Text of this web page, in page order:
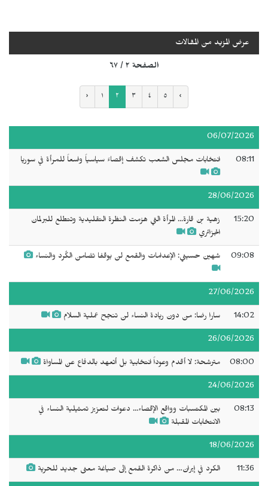
عرض المزيد من المقالات
الصفحة ٢ / ٦٧
‹ ١ ٢ ٣ ٤ ٥ ›
06/07/2026
08:11 انتخابات مجلس الشعب تكشف إقصاءً سياسياً واسعاً للمرأة في سوريا
28/06/2026
15:20
زهية بن قارة... المرأة التي هزمت النظرة التقليدية وتتطلع للبرلمان
الجزائري
09:08 شهين حسيني: الإعدامات والقمع لن يوقفا تضامن الكُرد والنساء
27/06/2026
14:02 سارا رضا: من دون ريادة النساء لن تنجح عملية السلام
26/06/2026
08:00 مترشحة: لا أقدم وعوداً انتخابية بل أتعهد بالدفاع عن المساواة
24/06/2026
08:13
بين المكتسبات وواقع الإقصاء... دعوات لتعزيز تمثيلية النساء في
الانتخابات المقبلة
18/06/2026
11:36 الكرد في إيران… من ذاكرة القمع إلى صياغة معنى جديد للحرية